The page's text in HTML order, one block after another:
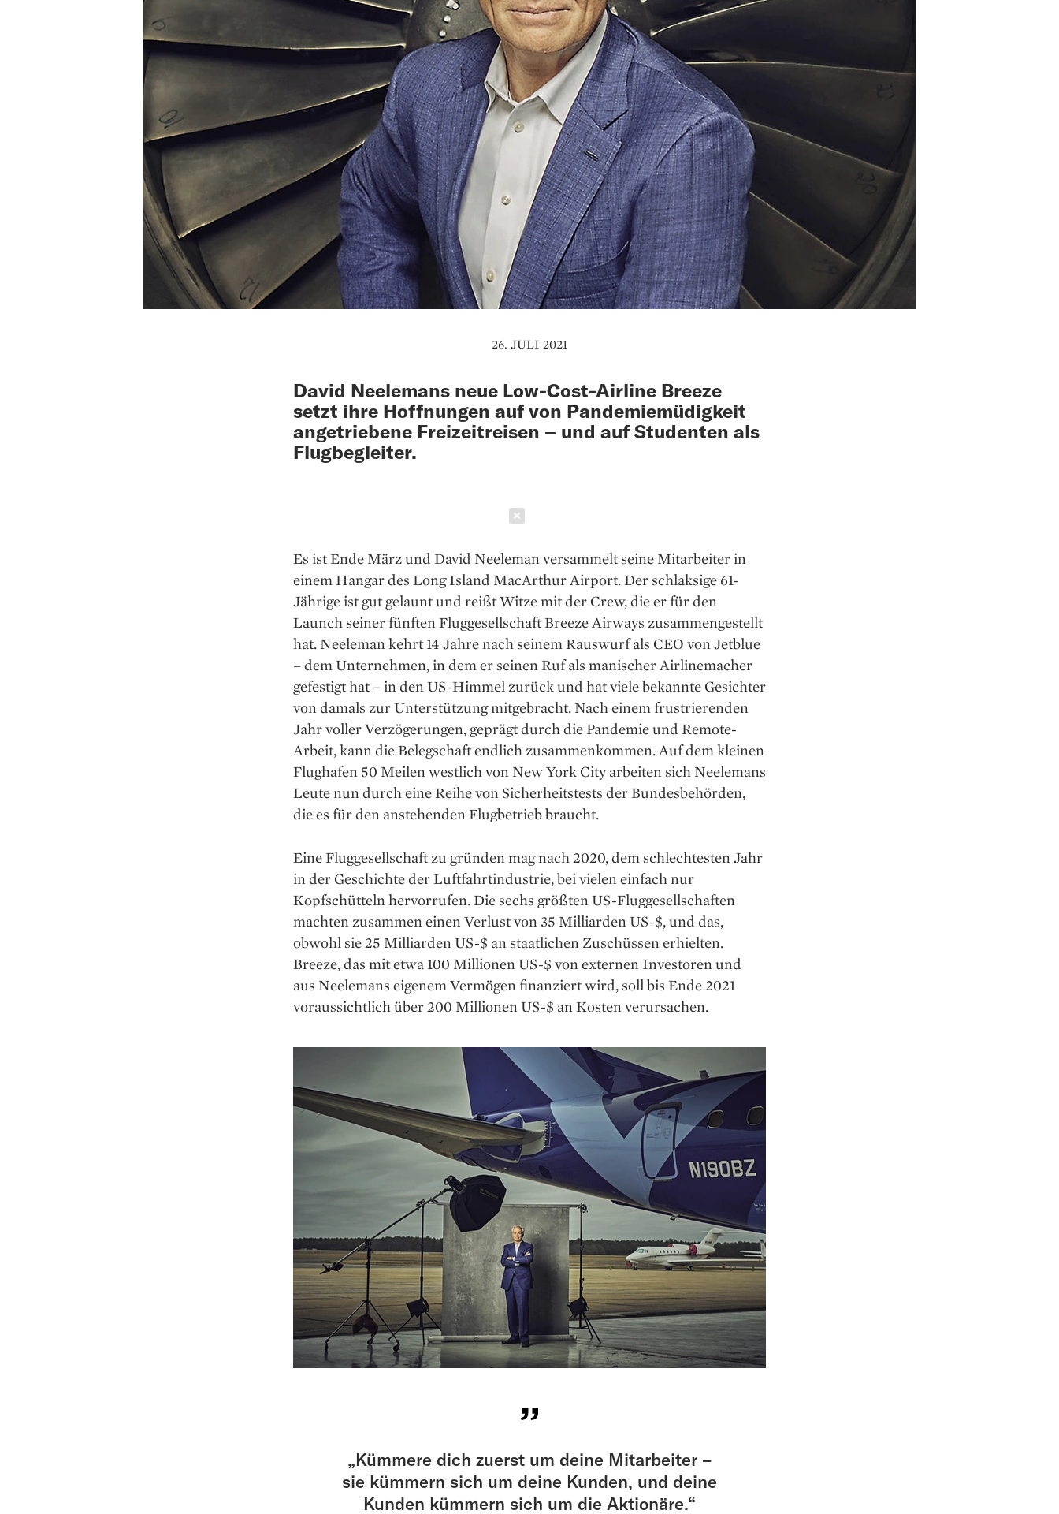
26. JULI 2021
David Neelemans neue Low-Cost-Airline Breeze
setzt ihre Hoffnungen auf von Pandemiemüdigkeit
angetriebene Freizeitreisen – und auf Studenten als
Flugbegleiter.
Es ist Ende März und David Neeleman versammelt seine Mit­arbeiter in
einem Hangar des Long Island MacArthur Airport. Der schlaksige 61-
Jährige ist gut gelaunt und reißt Witze mit der Crew, die er für den
Launch seiner fünften Fluggesellschaft Breeze Airways zusammen­gestellt
hat. Neeleman kehrt 14 Jahre nach seinem Rauswurf als CEO von Jetblue
– dem Unternehmen, in dem er seinen Ruf als manischer Airlinemacher
gefestigt hat – in den US-Himmel zurück und hat viele bekannte Gesichter
von damals zur Unterstützung mitgebracht. Nach einem frustrierenden
Jahr voller Verzögerungen, geprägt durch die Pandemie und Remote-
Arbeit, kann die Belegschaft endlich zusammenkommen. Auf dem kleinen
Flughafen 50 Meilen westlich von New York City arbeiten sich Neelemans
Leute nun durch eine Reihe von Sicherheitstests der Bundesbehörden,
die es für den anstehenden Flugbetrieb braucht.
Eine Fluggesellschaft zu gründen mag nach 2020, dem schlechtesten Jahr
in der Geschichte der Luftfahrtindustrie, bei vielen einfach nur
Kopfschütteln hervor­rufen. Die sechs größten US-Flug­gesellschaften
machten zusammen einen Verlust von 35 Milliarden US-$, und das,
obwohl sie 25 Milliarden US-$ an staatlichen Zuschüssen erhielten.
Breeze, das mit etwa 100 Millionen US-$ von externen Investoren und
aus Neelemans eigenem Vermögen finanziert wird, soll bis Ende 2021
voraussichtlich über 200 Millionen US-$ an Kosten verursachen.
„Kümmere dich zuerst um deine Mitarbeiter –
sie kümmern sich um deine Kunden, und deine
Kunden kümmern sich um die Aktionäre.“